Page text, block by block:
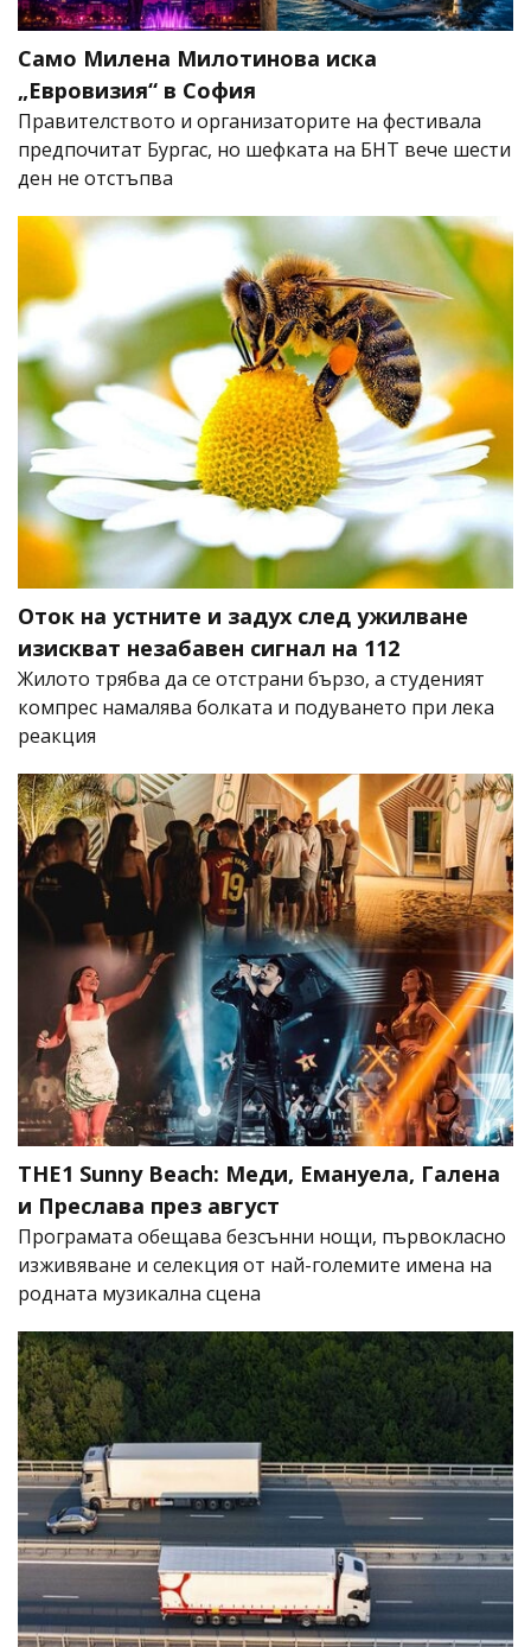
Само Милена Милотинова иска
„Евровизия“ в София
Правителството и организаторите на фестивала
предпочитат Бургас, но шефката на БНТ вече шести
ден не отстъпва
Оток на устните и задух след ужилване
изискват незабавен сигнал на 112
Жилото трябва да се отстрани бързо, а студеният
компрес намалява болката и подуването при лека
реакция
THE1 Sunny Beach: Меди, Емануела, Галена
и Преслава през август
Програмата обещава безсънни нощи, първокласно
изживяване и селекция от най-големите имена на
родната музикална сцена